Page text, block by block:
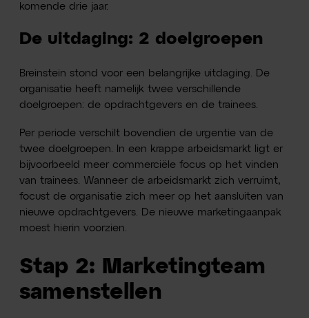
komende drie jaar.
De uitdaging: 2 doelgroepen
Breinstein stond voor een belangrijke uitdaging. De
organisatie heeft namelijk twee verschillende
doelgroepen: de opdrachtgevers en de trainees.
Per periode verschilt bovendien de urgentie van de
twee doelgroepen. In een krappe arbeidsmarkt ligt er
bijvoorbeeld meer commerciële focus op het vinden
van trainees. Wanneer de arbeidsmarkt zich verruimt,
focust de organisatie zich meer op het aansluiten van
nieuwe opdrachtgevers. De nieuwe marketingaanpak
moest hierin voorzien.
Stap 2: Marketingteam
samenstellen